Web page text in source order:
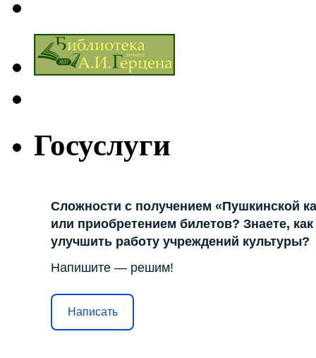
Госуслуги
Сложности с получением «Пушкинской
или приобретением билетов? Знаете, как
улучшить работу учреждений культуры?
Напишите — решим!
Написать